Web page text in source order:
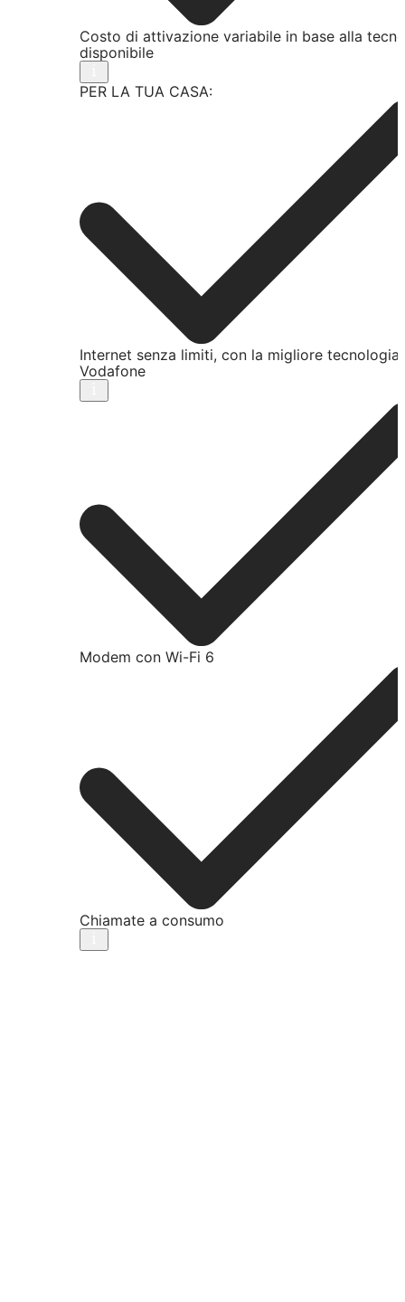
Costo di attivazione variabile in base alla
disponibile
PER LA TUA CASA:
Internet senza limiti, con la migliore tecnologia
Vodafone
Modem con Wi-Fi 6
Chiamate a consumo